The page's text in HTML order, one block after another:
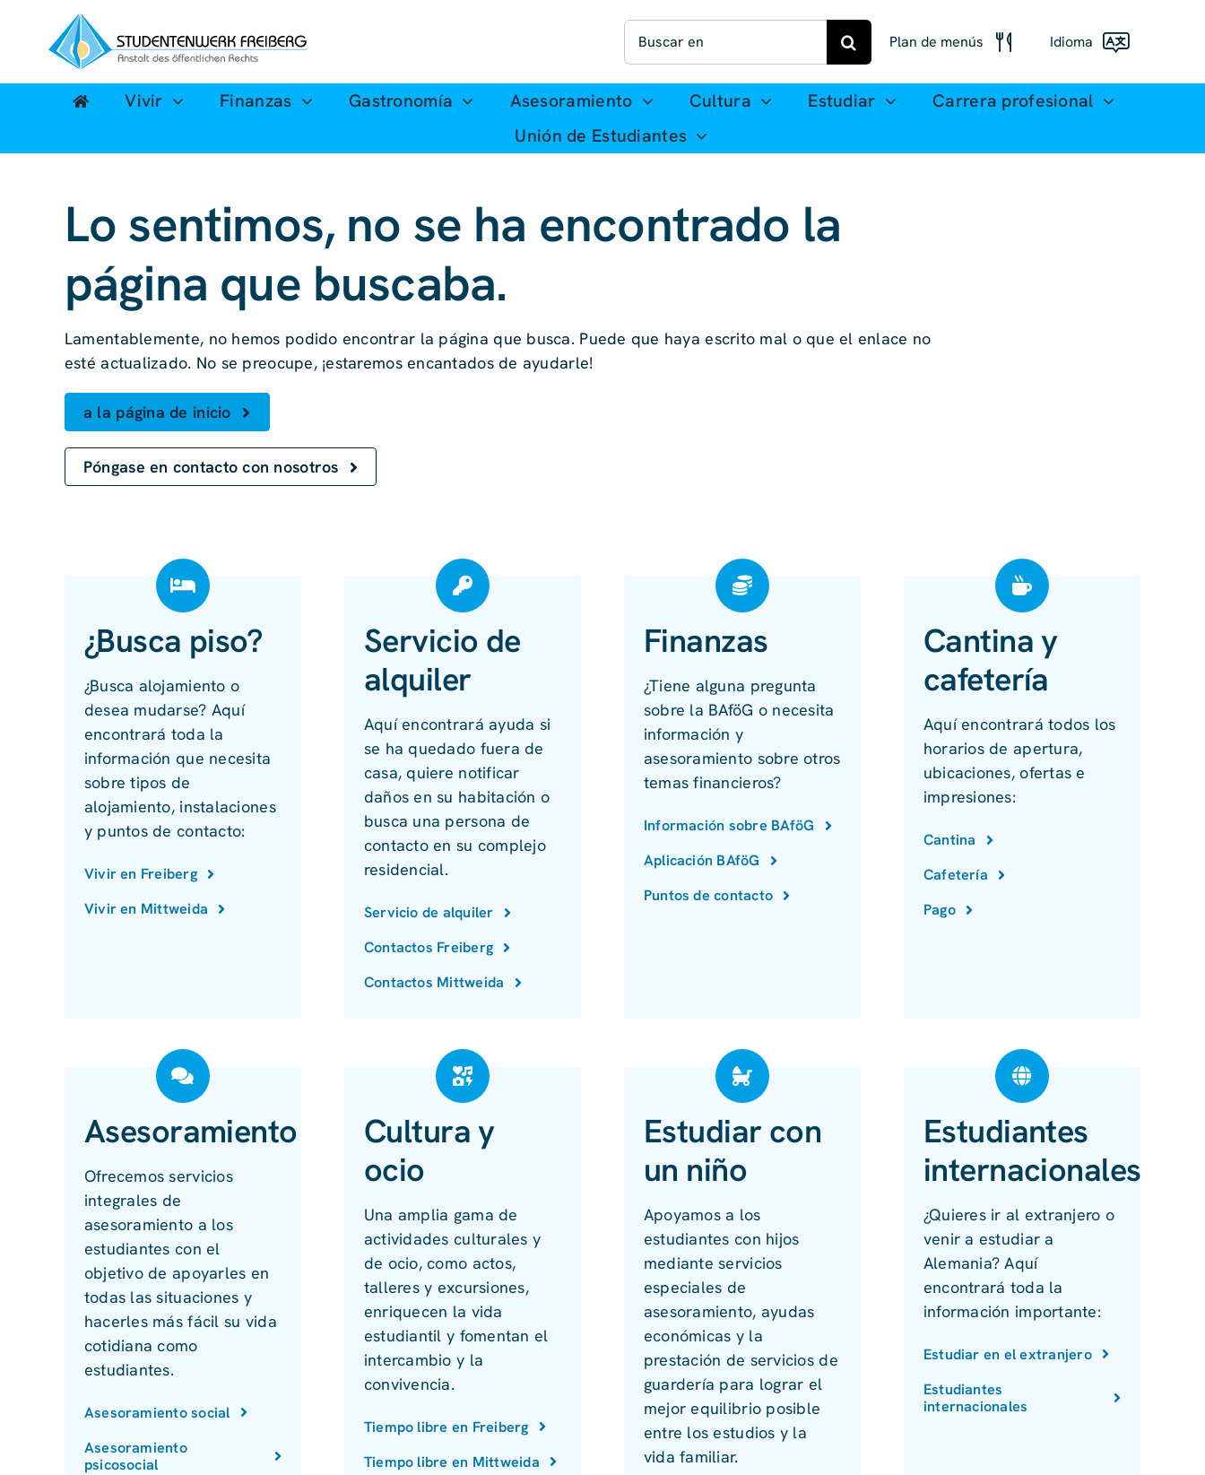
contenido
Buscar:
Plan de menús
Menú Freiberg
Mittweida
Idioma
Deutsch
English
Vivir Finanzas Gastronomía Asesoramiento Cultura Estudiar
Carrera profesional
Unión de Estudiantes
Lo sentimos, no se ha encontrado la
página que buscaba.
Lamentablemente, no hemos podido encontrar la página que busca. Puede que haya escrito mal o que el enlace no
esté actualizado. No se preocupe, ¡estaremos encantados de ayudarle!
a la página de inicio
Póngase en contacto con nosotros
¿Busca piso?
¿Busca alojamiento o
desea mudarse? Aquí
encontrará toda la
información que necesita
sobre tipos de
alojamiento, instalaciones
y puntos de contacto:
Vivir en Freiberg
Vivir en Mittweida
Servicio de
alquiler
Aquí encontrará ayuda si
se ha quedado fuera de
casa, quiere notificar
daños en su habitación o
busca una persona de
contacto en su complejo
residencial.
Servicio de alquiler
Contactos Freiberg
Contactos Mittweida
Finanzas
¿Tiene alguna pregunta
sobre la BAföG o necesita
información y
asesoramiento sobre otros
temas financieros?
Información sobre BAföG
Aplicación BAföG
Puntos de contacto
Cantina y
cafetería
Aquí encontrará todos los
horarios de apertura,
ubicaciones, ofertas e
impresiones:
Cantina
Cafetería
Pago
Asesoramiento
Ofrecemos servicios
integrales de
asesoramiento a los
estudiantes con el
objetivo de apoyarles en
todas las situaciones y
hacerles más fácil su vida
cotidiana como
estudiantes.
Asesoramiento social
Asesoramiento
psicosocial
Cultura y
ocio
Una amplia gama de
actividades culturales y
de ocio, como actos,
talleres y excursiones,
enriquecen la vida
estudiantil y fomentan el
intercambio y la
convivencia.
Tiempo libre en Freiberg
Tiempo libre en Mittweida
Estudiar con
un niño
Apoyamos a los
estudiantes con hijos
mediante servicios
especiales de
asesoramiento, ayudas
económicas y la
prestación de servicios de
guardería para lograr el
mejor equilibrio posible
entre los estudios y la
vida familiar.
Estudiantes
internacionales
¿Quieres ir al extranjero o
venir a estudiar a
Alemania? Aquí
encontrará toda la
información importante:
Estudiar en el extranjero
Estudiantes
internacionales